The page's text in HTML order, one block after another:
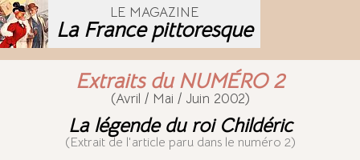
LE MAGAZINE
La France pittoresque
Extraits du NUMÉRO 2
(Avril / Mai / Juin 2002)
La légende du roi Childéric
(Extrait de l'article paru dans le numéro 2)